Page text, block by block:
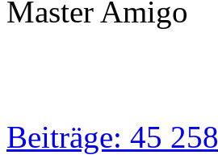
Master Amigo
Beiträge: 45 258